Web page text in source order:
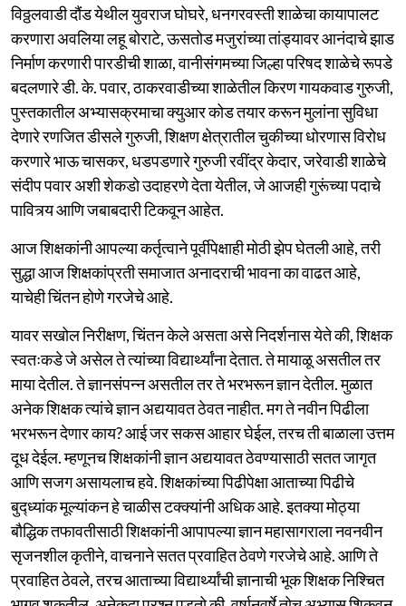
विठ्ठलवाडी दौंड येथील युवराज घोघरे, धनगरवस्ती शाळेचा कायापालट
करणारा अवलिया लहू बोराटे, ऊसतोड मजुरांच्या तांड्यावर आनंदाचे झाड
निर्माण करणारी पारडीची शाळा, वानीसंगमच्या जिल्हा परिषद शाळेचे रूपडे
बदलणारे डी. के. पवार, ठाकरवाडीच्या शाळेतील किरण गायकवाड गुरुजी,
पुस्तकातील अभ्यासक्रमाचा क्युआर कोड तयार करून मुलांना सुविधा
देणारे रणजित डीसले गुरुजी, शिक्षण क्षेत्रातील चुकीच्या धोरणास विरोध
करणारे भाऊ चासकर, धडपडणारे गुरुजी रवींद्र केदार, जरेवाडी शाळेचे
संदीप पवार अशी शेकडो उदाहरणे देता येतील, जे आजही गुरूंच्या पदाचे
पावित्र्य आणि जबाबदारी टिकवून आहेत.
आज शिक्षकांनी आपल्या कर्तृत्वाने पूर्वीपेक्षाही मोठी झेप घेतली आहे, तरी
सुद्धा आज शिक्षकांप्रती समाजात अनादराची भावना का वाढत आहे,
याचेही चिंतन होणे गरजेचे आहे.
यावर सखोल निरीक्षण, चिंतन केले असता असे निदर्शनास येते की, शिक्षक
स्वतःकडे जे असेल ते त्यांच्या विद्यार्थ्यांना देतात. ते मायाळू असतील तर
माया देतील. ते ज्ञानसंपन्न असतील तर ते भरभरून ज्ञान देतील. मुळात
अनेक शिक्षक त्यांचे ज्ञान अद्ययावत ठेवत नाहीत. मग ते नवीन पिढीला
भरभरून देणार काय? आई जर सकस आहार घेईल, तरच ती बाळाला उत्तम
दूध देईल. म्हणूनच शिक्षकांनी ज्ञान अद्ययावत ठेवण्यासाठी सतत जागृत
आणि सजग असायलाच हवे. शिक्षकांच्या पिढीपेक्षा आताच्या पिढीचे
बुद्ध्यांक मूल्यांकन हे चाळीस टक्क्यांनी अधिक आहे. इतक्या मोठ्या
बौद्धिक तफावतीसाठी शिक्षकांनी आपापल्या ज्ञान महासागराला नवनवीन
सृजनशील कृतीने, वाचनाने सतत प्रवाहित ठेवणे गरजेचे आहे. आणि ते
प्रवाहित ठेवले, तरच आताच्या विद्यार्थ्यांची ज्ञानाची भूक शिक्षक निश्चित